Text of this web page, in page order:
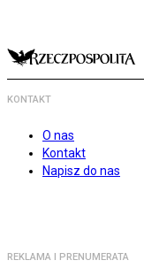
KONTAKT
O nas
Kontakt
Napisz do nas
REKLAMA I PRENUMERATA